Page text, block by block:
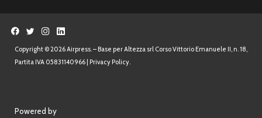
Copyright © 2026 Airpress. – Base per Altezza srl Corso Vittorio Emanuele II, n. 18,
Partita IVA 05831140966 | Privacy Policy.
Powered by